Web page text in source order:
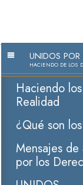
UNIDOS
HACIENDO DE LOS
Haciendo
Realidad
¿Qué son
Mensajes
por los